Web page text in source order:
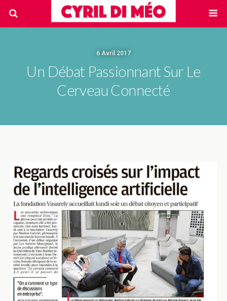
6 Avril 2017
Un Débat Passionnant Sur Le
Cerveau Connecté